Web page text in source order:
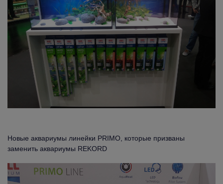
Новые аквариумы линейки PRIMO, которые призваны
заменить аквариумы REKORD